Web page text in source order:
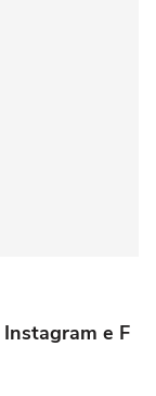
Instagram e F